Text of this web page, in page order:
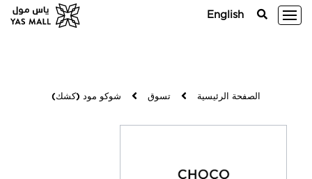
English
الصفحة الرئيسية تسوق شوكو مود (كشك)